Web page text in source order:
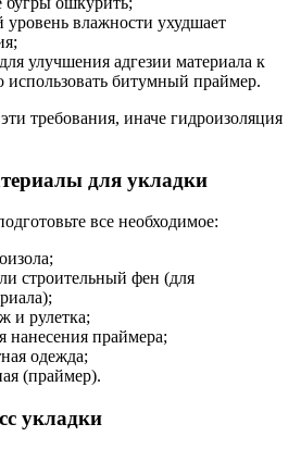
влажности ухудшает
улучшения адгезии материала к
битумный праймер.
требования, иначе гидроизоляция
для укладки
все необходимое:
строительный фен (для
и рулетка;
нанесения праймера;
одежда;
(праймер).
укладки